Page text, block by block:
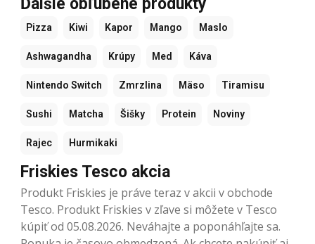
Pizza Kiwi Kapor Mango Maslo
Ashwagandha Krúpy Med Káva
Nintendo Switch Zmrzlina Mäso Tiramisu
Sushi Matcha Šišky Protein Noviny
Rajec Hurmikaki
Friskies Tesco akcia
Produkt Friskies je práve teraz v akcii v obchode
Tesco. Produkt Friskies v zľave si môžete v Tesco
kúpiť od 05.08.2026. Neváhajte a poponáhľajte sa.